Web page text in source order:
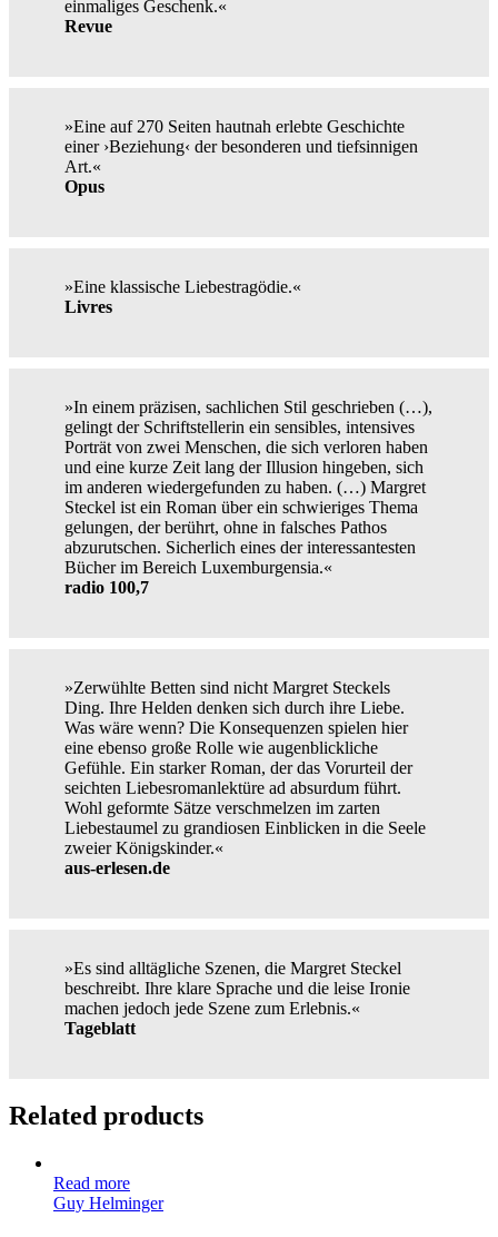
einmaliges Geschenk.«
Revue
»Eine auf 270 Seiten hautnah erlebte Geschichte
einer ›Beziehung‹ der besonderen und tiefsinnigen
Art.«
Opus
»Eine klassische Liebestragödie.«
Livres
»In einem präzisen, sachlichen Stil geschrieben (…),
gelingt der Schriftstellerin ein sensibles, intensives
Porträt von zwei Menschen, die sich verloren haben
und eine kurze Zeit lang der Illusion hingeben, sich
im anderen wiedergefunden zu haben. (…) Margret
Steckel ist ein Roman über ein schwieriges Thema
gelungen, der berührt, ohne in falsches Pathos
abzurutschen. Sicherlich eines der interessantesten
Bücher im Bereich Luxemburgensia.«
radio 100,7
»Zerwühlte Betten sind nicht Margret Steckels
Ding. Ihre Helden denken sich durch ihre Liebe.
Was wäre wenn? Die Konsequenzen spielen hier
eine ebenso große Rolle wie augenblickliche
Gefühle. Ein starker Roman, der das Vorurteil der
seichten Liebesromanlektüre ad absurdum führt.
Wohl geformte Sätze verschmelzen im zarten
Liebestaumel zu grandiosen Einblicken in die Seele
zweier Königskinder.«
aus-erlesen.de
»Es sind alltägliche Szenen, die Margret Steckel
beschreibt. Ihre klare Sprache und die leise Ironie
machen jedoch jede Szene zum Erlebnis.«
Tageblatt
Related products
Read more
Guy Helminger